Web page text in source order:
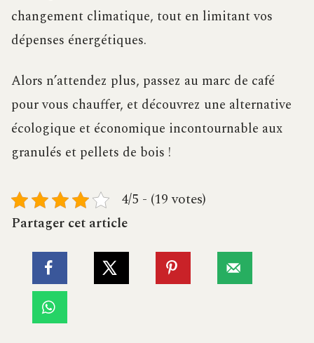
changement climatique, tout en limitant vos
dépenses énergétiques.
Alors n’attendez plus, passez au marc de café
pour vous chauffer, et découvrez une alternative
écologique et économique incontournable aux
granulés et pellets de bois !
4/5 - (19 votes)
Partager cet article